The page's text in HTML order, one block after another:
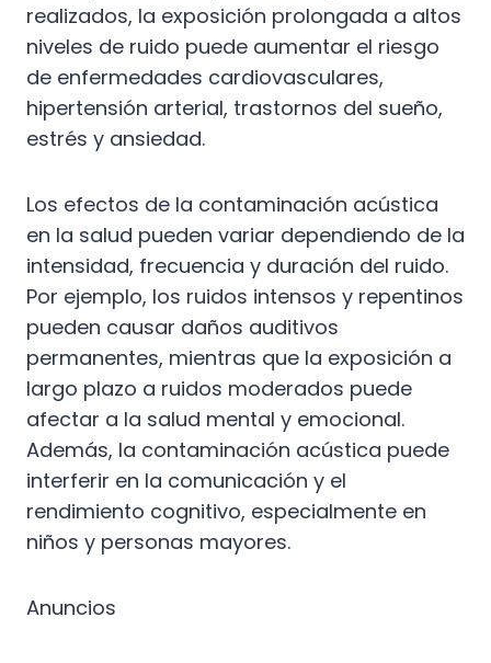
realizados, la exposición prolongada a altos
niveles de ruido puede aumentar el riesgo
de enfermedades cardiovasculares,
hipertensión arterial, trastornos del sueño,
estrés y ansiedad.
Los efectos de la contaminación acústica
en la salud pueden variar dependiendo de la
intensidad, frecuencia y duración del ruido.
Por ejemplo, los ruidos intensos y repentinos
pueden causar daños auditivos
permanentes, mientras que la exposición a
largo plazo a ruidos moderados puede
afectar a la salud mental y emocional.
Además, la contaminación acústica puede
interferir en la comunicación y el
rendimiento cognitivo, especialmente en
niños y personas mayores.
Anuncios